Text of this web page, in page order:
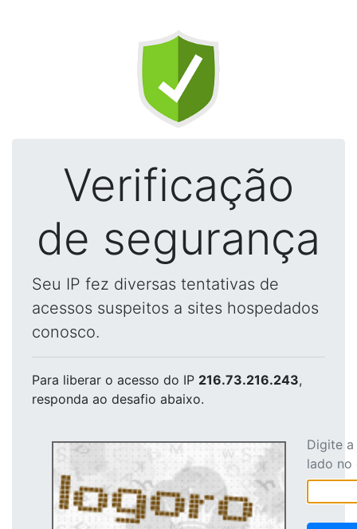
Verificação
de segurança
Seu IP fez diversas tentativas de
acessos suspeitos a sites hospedados
conosco.
Para liberar o acesso do IP 216.73.216.243,
responda ao desafio abaixo.
Digite
lado no